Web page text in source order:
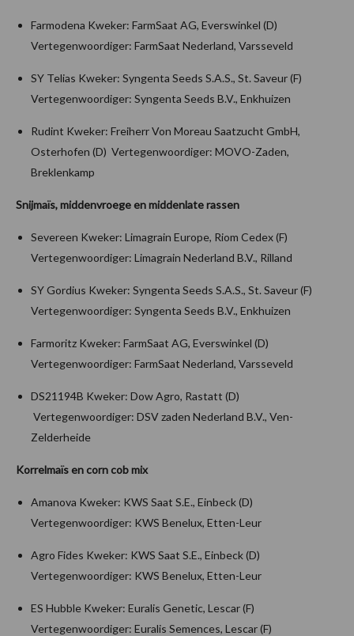
Farmodena Kweker: FarmSaat AG, Everswinkel (D)
Vertegenwoordiger: FarmSaat Nederland, Varsseveld
SY Telias Kweker: Syngenta Seeds S.A.S., St. Saveur (F)
Vertegenwoordiger: Syngenta Seeds B.V., Enkhuizen
Rudint Kweker: Freiherr Von Moreau Saatzucht GmbH,
Osterhofen (D) Vertegenwoordiger: MOVO-Zaden,
Breklenkamp
Snijmaïs, middenvroege en middenlate rassen
Severeen Kweker: Limagrain Europe, Riom Cedex (F)
Vertegenwoordiger: Limagrain Nederland B.V., Rilland
SY Gordius Kweker: Syngenta Seeds S.A.S., St. Saveur (F)
Vertegenwoordiger: Syngenta Seeds B.V., Enkhuizen
Farmoritz Kweker: FarmSaat AG, Everswinkel (D)
Vertegenwoordiger: FarmSaat Nederland, Varsseveld
DS21194B Kweker: Dow Agro, Rastatt (D)
Vertegenwoordiger: DSV zaden Nederland B.V., Ven-
Zelderheide
Korrelmaïs en corn cob mix
Amanova Kweker: KWS Saat S.E., Einbeck (D)
Vertegenwoordiger: KWS Benelux, Etten-Leur
Agro Fides Kweker: KWS Saat S.E., Einbeck (D)
Vertegenwoordiger: KWS Benelux, Etten-Leur
ES Hubble Kweker: Euralis Genetic, Lescar (F)
Vertegenwoordiger: Euralis Semences, Lescar (F)